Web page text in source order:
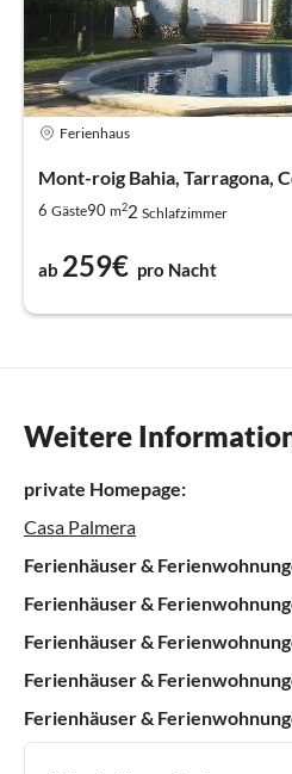
Ferienhaus
Mont-roig Bahia, Tarragona,
6 Gäste90 m22 Schlafzimmer
ab 259€ pro Nacht
Weitere
private Homepage:
Casa Palmera
Ferienhäuser &
Ferienhäuser &
Ferienhäuser &
Ferienhäuser &
Ferienhäuser &